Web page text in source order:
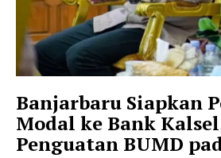
Banjarbaru Siapkan
Modal ke Bank
Penguatan BUMD